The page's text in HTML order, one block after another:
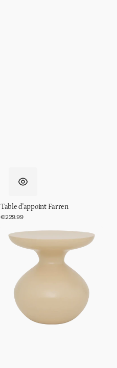
Table d'appoint Farren
Prix
€229.99
Table
d'appoint
Marine